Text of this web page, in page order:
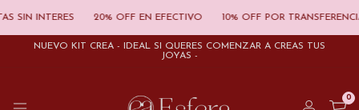
SIN INTERES 20% OFF EN EFECTIVO 10% OFF POR TRANSFERENCIA
NUEVO KIT CREÁ - IDEAL SI QUERÉS COMENZAR A CREAS TUS
JOYAS -
0